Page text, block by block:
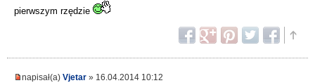
pierwszym rzędzie
napisał(a) Vjetar » 16.04.2014 10:12